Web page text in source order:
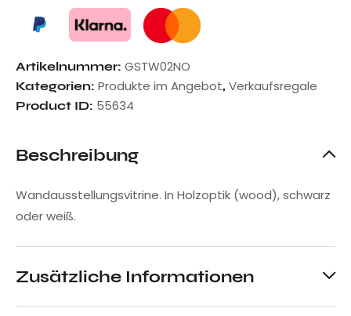
Artikelnummer: GSTW02NO
Kategorien: Produkte im Angebot, Verkaufsregale
Product ID: 55634
Beschreibung
Wandausstellungsvitrine. In Holzoptik (wood), schwarz
oder weiß.
Zusätzliche Informationen